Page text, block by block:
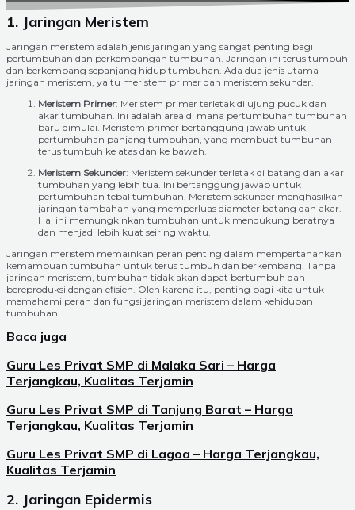
1. Jaringan Meristem
Jaringan meristem adalah jenis jaringan yang sangat penting bagi
pertumbuhan dan perkembangan tumbuhan. Jaringan ini terus tumbuh
dan berkembang sepanjang hidup tumbuhan. Ada dua jenis utama
jaringan meristem, yaitu meristem primer dan meristem sekunder.
Meristem Primer: Meristem primer terletak di ujung pucuk dan
akar tumbuhan. Ini adalah area di mana pertumbuhan tumbuhan
baru dimulai. Meristem primer bertanggung jawab untuk
pertumbuhan panjang tumbuhan, yang membuat tumbuhan
terus tumbuh ke atas dan ke bawah.
Meristem Sekunder: Meristem sekunder terletak di batang dan akar
tumbuhan yang lebih tua. Ini bertanggung jawab untuk
pertumbuhan tebal tumbuhan. Meristem sekunder menghasilkan
jaringan tambahan yang memperluas diameter batang dan akar.
Hal ini memungkinkan tumbuhan untuk mendukung beratnya
dan menjadi lebih kuat seiring waktu.
Jaringan meristem memainkan peran penting dalam mempertahankan
kemampuan tumbuhan untuk terus tumbuh dan berkembang. Tanpa
jaringan meristem, tumbuhan tidak akan dapat bertumbuh dan
bereproduksi dengan efisien. Oleh karena itu, penting bagi kita untuk
memahami peran dan fungsi jaringan meristem dalam kehidupan
tumbuhan.
Baca juga
Guru Les Privat SMP di Malaka Sari – Harga
Terjangkau, Kualitas Terjamin
Guru Les Privat SMP di Tanjung Barat – Harga
Terjangkau, Kualitas Terjamin
Guru Les Privat SMP di Lagoa – Harga Terjangkau,
Kualitas Terjamin
2. Jaringan Epidermis